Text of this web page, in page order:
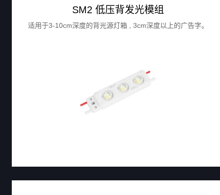
SM2 低压背发光模组
适用于3-10cm深度的背光源灯箱 , 3cm深度以上的广告字。